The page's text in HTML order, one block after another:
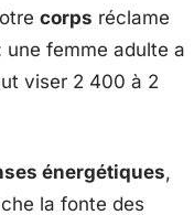
corps réclame
une femme adulte a
viser 2 400 à 2
énergétiques,
la fonte des